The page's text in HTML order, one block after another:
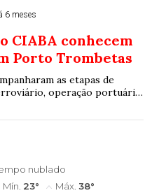
6 meses
CIABA conhecem
Porto Trombetas
as etapas de
operação portuária
nublado
Mín. 23° Máx. 38°